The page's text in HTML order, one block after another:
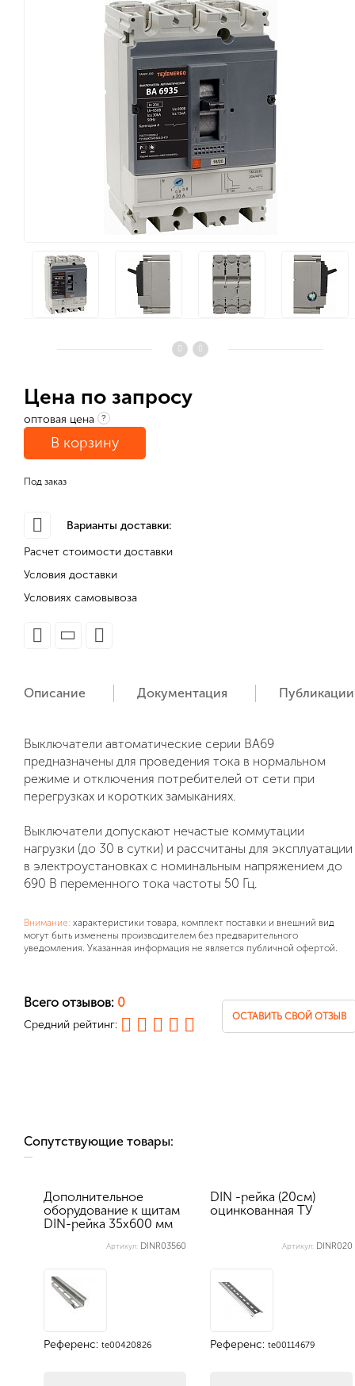
Цена по запросу
оптовая цена ?
В корзину
Под заказ
Варианты доставки:
Расчет стоимости доставки
Условия доставки
Условиях самовывоза
Описание Документация Публикации
Выключатели автоматические серии ВА69
предназначены для проведения тока в нормальном
режиме и отключения потребителей от сети при
перегрузках и коротких замыканиях.
Выключатели допускают нечастые коммутации
нагрузки (до 30 в сутки) и рассчитаны для эксплуатации
в электроустановках с номинальным напряжением до
690 В переменного тока частоты 50 Гц.
Внимание: характеристики товара, комплект поставки и внешний вид
могут быть изменены производителем без предварительного
уведомления. Указанная информация не является публичной офертой.
Всего отзывов: 0
Средний рейтинг:
ОСТАВИТЬ СВОЙ ОТЗЫВ
Сопутствующие товары:
Дополнительное
оборудование к щитам
DIN-рейка 35х600 мм
Артикул: DINR03560
Референс: te00420826
DIN -рейка (20см)
оцинкованная ТУ
Артикул: DINR020
Референс: te00114679